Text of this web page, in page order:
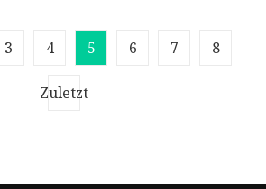
3 4 5 6 7 8
Zuletzt